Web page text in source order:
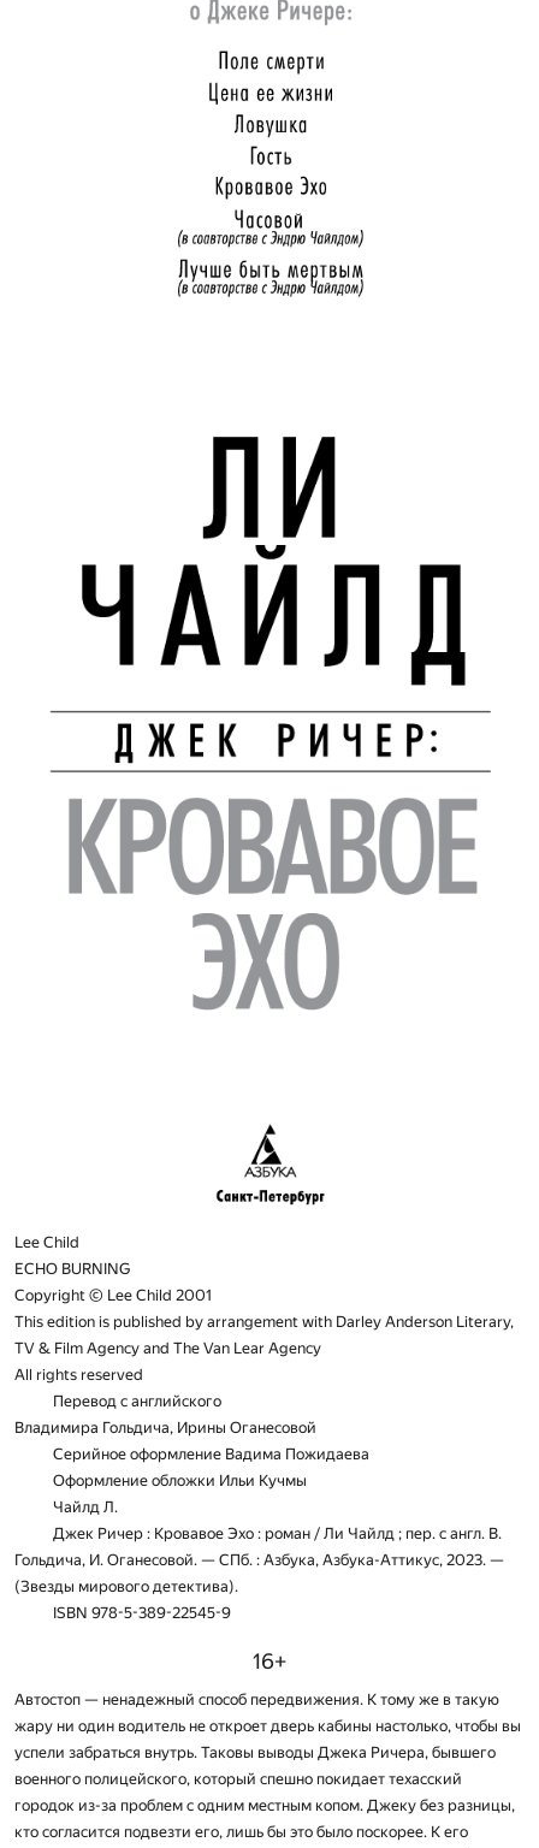
Lee Child
ECHO BURNING
Copyright © Lee Child 2001
This edition is published by arrangement with Darley Anderson Literary,
TV & Film Agency and The Van Lear Agency
All rights reserved
Перевод с английского
Владимира Гольдича, Ирины Оганесовой
Серийное оформление Вадима Пожидаева
Оформление обложки Ильи Кучмы
Чайлд Л.
Джек Ричер : Кровавое Эхо : роман / Ли Чайлд ; пер. с англ. В.
Гольдича, И. Оганесовой. — СПб. : Азбука, Азбука-Аттикус, 2023. —
(Звезды мирового детектива).
ISBN 978-5-389-22545-9
16+
Автостоп — ненадежный способ передвижения. К тому же в такую
жару ни один водитель не откроет дверь кабины настолько, чтобы вы
успели забраться внутрь. Таковы выводы Джека Ричера, бывшего
военного полицейского, который спешно покидает техасский
городок из-за проблем с одним местным копом. Джеку без разницы,
кто согласится подвезти его, лишь бы это было поскорее. К его